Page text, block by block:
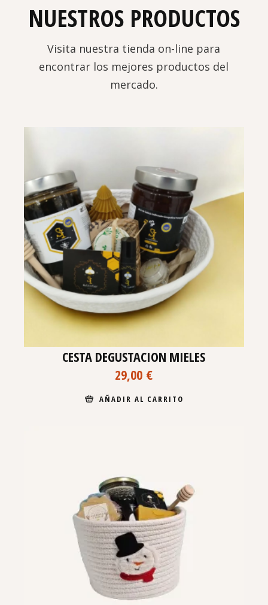
NUESTROS PRODUCTOS
Visita nuestra tienda on-line para
encontrar los mejores productos del
mercado.
CESTA DEGUSTACION MIELES
29,00 €
AÑADIR AL CARRITO